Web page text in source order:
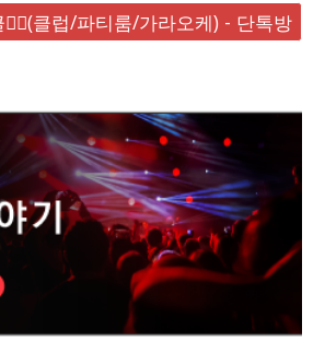
클럽/파티룸/가라오케) - 단톡방